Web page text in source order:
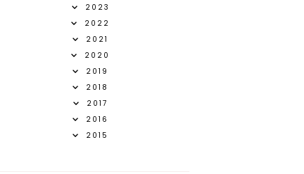
2023
2022
2021
2020
2019
2018
2017
2016
2015